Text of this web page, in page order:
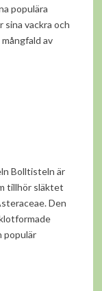
populära
sina vackra och
av
Bolltisteln är
tillhör släktet
Den
populär